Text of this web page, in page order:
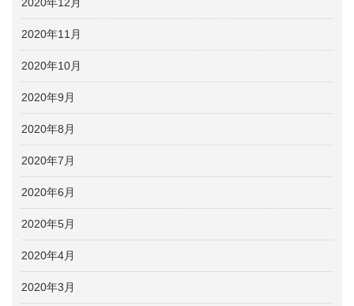
2020年11月
2020年10月
2020年9月
2020年8月
2020年7月
2020年6月
2020年5月
2020年4月
2020年3月